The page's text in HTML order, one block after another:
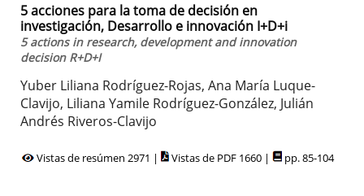
5 acciones para la toma de decisión en
investigación, Desarrollo e innovación I+D+i
5 actions in research, development and innovation
decision R+D+I
Yuber Liliana Rodríguez-Rojas, Ana María Luque-
Clavijo, Liliana Yamile Rodríguez-González, Julián
Andrés Riveros-Clavijo
Vistas de resúmen 2971 | Vistas de PDF 1660 | pp. 85-104